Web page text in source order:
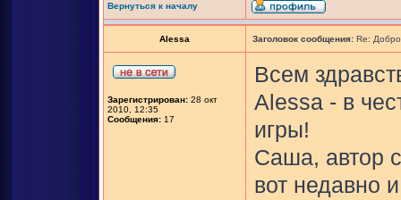
Вернуться к началу
Alessa Заголовок сообщения: Re:
Зарегистрирован: 28 окт
2010, 12:35
Сообщения: 17
Всем
Alessa - в
игры!
Саша, автор
вот недавно